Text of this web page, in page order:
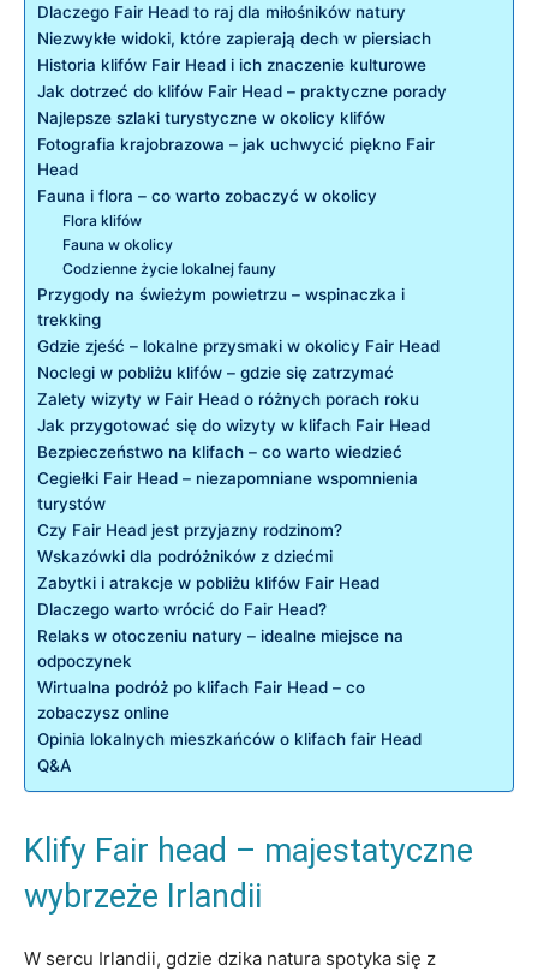
Dlaczego Fair Head to raj dla miłośników natury
Niezwykłe widoki, które zapierają dech w piersiach
Historia klifów Fair Head i ich znaczenie kulturowe
Jak dotrzeć do klifów Fair Head – praktyczne porady
Najlepsze szlaki turystyczne w okolicy klifów
Fotografia krajobrazowa – jak uchwycić piękno Fair
Head
Fauna i flora – co warto zobaczyć w okolicy
Flora klifów
Fauna w okolicy
Codzienne życie lokalnej fauny
Przygody na świeżym powietrzu – wspinaczka i
trekking
Gdzie zjeść – lokalne przysmaki w okolicy Fair Head
Noclegi w pobliżu klifów – gdzie się zatrzymać
Zalety wizyty w Fair Head o różnych porach roku
Jak przygotować się do wizyty w klifach Fair Head
Bezpieczeństwo na klifach – co warto wiedzieć
Cegiełki Fair Head – niezapomniane wspomnienia
turystów
Czy Fair Head jest przyjazny rodzinom?
Wskazówki dla podróżników z dziećmi
Zabytki i atrakcje w pobliżu klifów Fair Head
Dlaczego warto wrócić do Fair Head?
Relaks w otoczeniu natury – idealne miejsce na
odpoczynek
Wirtualna podróż po klifach Fair Head – co
zobaczysz online
Opinia lokalnych mieszkańców o klifach fair Head
Q&A
Klify Fair head – majestatyczne
wybrzeże Irlandii
W sercu Irlandii, gdzie dzika natura spotyka się z